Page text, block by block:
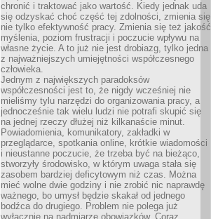
chronić i traktować jako wartość. Kiedy jednak uda
się odzyskać choć część tej zdolności, zmienia się
nie tylko efektywność pracy. Zmienia się też jakość
myślenia, poziom frustracji i poczucie wpływu na
własne życie. A to już nie jest drobiazg, tylko jedna
z najważniejszych umiejętności współczesnego
człowieka.
Jednym z największych paradoksów
współczesności jest to, że nigdy wcześniej nie
mieliśmy tylu narzędzi do organizowania pracy, a
jednocześnie tak wielu ludzi nie potrafi skupić się
na jednej rzeczy dłużej niż kilkanaście minut.
Powiadomienia, komunikatory, zakładki w
przeglądarce, spotkania online, krótkie wiadomości
i nieustanne poczucie, że trzeba być na bieżąco,
stworzyły środowisko, w którym uwaga stała się
zasobem bardziej deficytowym niż czas. Można
mieć wolne dwie godziny i nie zrobić nic naprawdę
ważnego, bo umysł będzie skakał od jednego
bodźca do drugiego. Problem nie polega już
wyłącznie na nadmiarze obowiązków. Coraz